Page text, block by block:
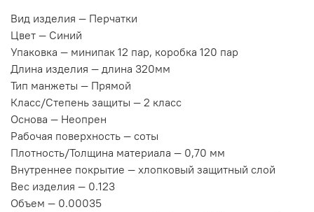
Вид изделия — Перчатки
Цвет — Синий
Упаковка — минипак 12 пар, коробка 120 пар
Длина изделия — длина 320мм
Тип манжеты — Прямой
Класс/Степень защиты — 2 класс
Основа — Неопрен
Рабочая поверхность — соты
Плотность/Толщина материала — 0,70 мм
Внутреннее покрытие — хлопковый защитный слой
Вес изделия — 0.123
Объем — 0.00035